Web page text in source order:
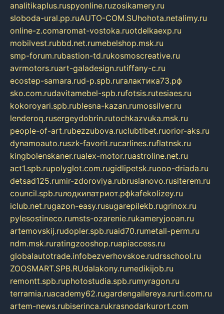
analitikaplus.ruspyonline.ruzosikamery.ru
sloboda-ural.pp.ruAUTO-COM.SUhohota.netalimy.ru
online-z.comaromat-vostoka.ruotdelkaexp.ru
mobilvest.rubbd.net.rumebelshop.msk.ru
smp-forum.rubastion-td.rukosmoscreative.ru
avrmotors.ruart-galadesign.rutiffany-c.ru
ecostep-samara.rud-p.spb.ruгалактика73.рф
sko.com.rudavitamebel-spb.rufotsis.rutesiaes.ru
kokoroyari.spb.rublesna-kazan.rumossilver.ru
lenderoq.rusergeydobrin.rutochkazvuka.msk.ru
people-of-art.rubezzubova.ruclubtibet.ruorior-aks.ru
dynamoauto.ruszk-favorit.rucarlines.ruflatnsk.ru
kingbolenskaner.rualex-motor.ruastroline.net.ru
act1.spb.rupolyglot.com.rugidlipetsk.ruooo-driada.ru
detsad125.rumir-zdoroviya.rubruslanovo.rusiterem.ru
council.spb.ruлодкипатриот.рфkafekolizey.ru
iclub.net.rugazon-easy.rusugarepilekb.rugrinox.ru
pylesostineco.rumsts-ozarenie.rukameryjooan.ru
artemovskij.rudopler.spb.ruaid70.rumetall-perm.ru
ndm.msk.ruratingzooshop.ruapiaccess.ru
globalautotrade.infobezverhovskoe.rudrsschool.ru
ZOOSMART.SPB.RUdalakony.rumedikijob.ru
remontt.spb.ruphotostudia.spb.rumyragon.ru
terramia.ruacademy62.rugardengallereya.rurti.com.ru
artem-news.rubiserinca.rukrasnodarkurort.com